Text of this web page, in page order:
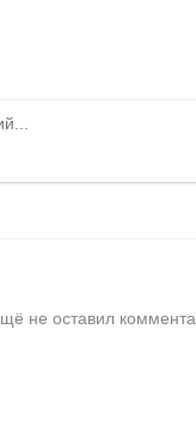
не оставил